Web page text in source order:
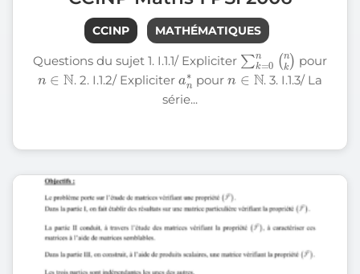
CCINP MATHÉMATIQUES
Questions du sujet 1. I.1.1/ Expliciter
∑k n(
n
pour
n N
. 2. I.1.2/ Expliciter
an∗
pour
∈N
. 3. I.1.3/ La
série...